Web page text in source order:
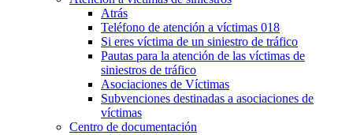
Atrás
Teléfono de atención a víctimas 018
Si eres víctima de un siniestro de tráfico
Pautas para la atención de las víctimas de
siniestros de tráfico
Asociaciones de Víctimas
Subvenciones destinadas a asociaciones de
víctimas
Centro de documentación